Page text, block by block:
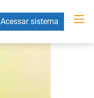
Acessar sistema